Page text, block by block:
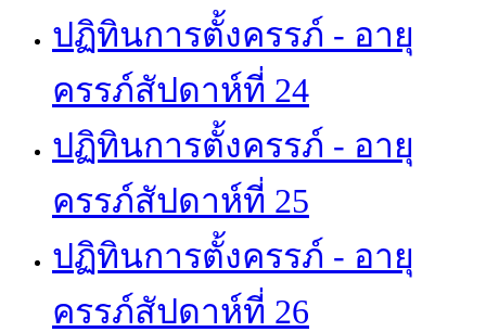
ปฏิทินการตั้งครรภ์ - อายุ
ครรภ์สัปดาห์ที่ 24
ปฏิทินการตั้งครรภ์ - อายุ
ครรภ์สัปดาห์ที่ 25
ปฏิทินการตั้งครรภ์ - อายุ
ครรภ์สัปดาห์ที่ 26